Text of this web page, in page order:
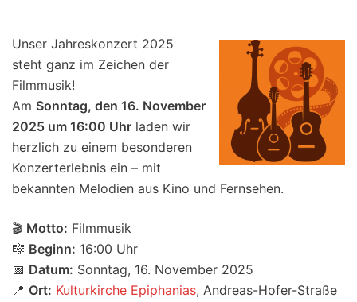
Unser Jahreskonzert 2025
steht ganz im Zeichen der
Filmmusik!
Am Sonntag, den 16. November
2025 um 16:00 Uhr laden wir
herzlich zu einem besonderen
Konzerterlebnis ein – mit
bekannten Melodien aus Kino und Fernsehen.
🎬 Motto: Filmmusik
🎼 Beginn: 16:00 Uhr
📅 Datum: Sonntag, 16. November 2025
📍 Ort: Kulturkirche Epiphanias, Andreas-Hofer-Straße